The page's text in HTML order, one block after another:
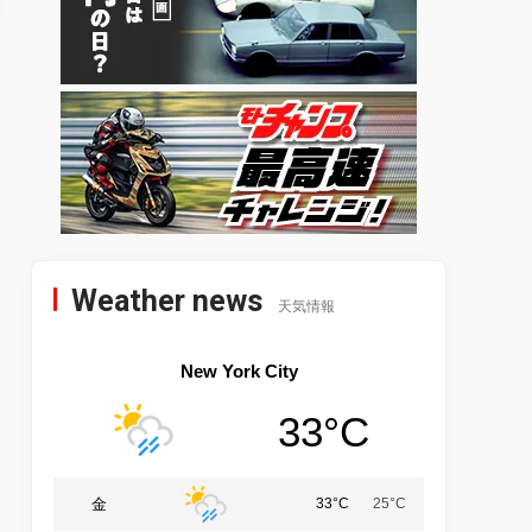
Weather news 天気情報
New York City
33°C
金 33°C 25°C